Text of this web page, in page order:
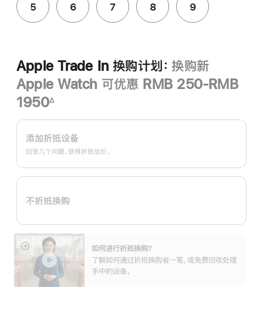
5 6 7 8 9
Apple Trade In 换购计划： 换购新
Apple Watch 可优惠 RMB 250-RMB
1950
注
∆
Apple
Trade
换
购
划：
添加折抵设备
回答几个问题，获得折抵估价。
不折抵换购
如何进行折抵换购？
了解如何通过折抵换购省一笔，或免费回收处理
手中的设备。
展